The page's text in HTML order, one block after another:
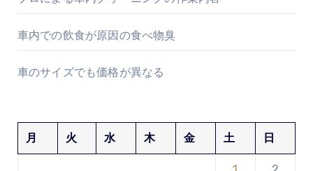
車内での飲食が原因の食べ物臭
車のサイズでも価格が異なる
月 火 水 木 金 土 日